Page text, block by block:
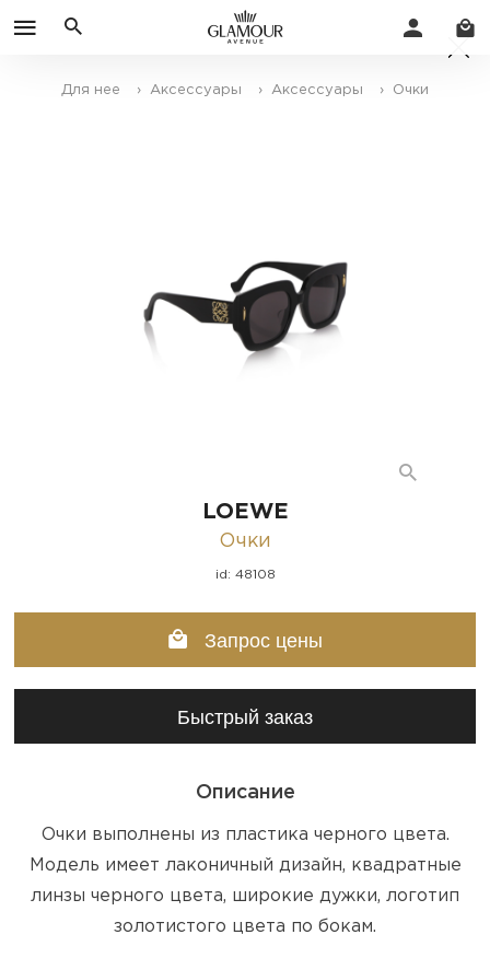
Для нее › Аксессуары › Аксессуары › Очки
LOEWE
Очки
id: 48108
Запрос цены
Быстрый заказ
Описание
Очки выполнены из пластика черного цвета.
Модель имеет лаконичный дизайн, квадратные
линзы черного цвета, широкие дужки, логотип
золотистого цвета по бокам.